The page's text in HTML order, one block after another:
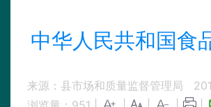
中华人民共和国食
来源：县市场和质量监督管理局